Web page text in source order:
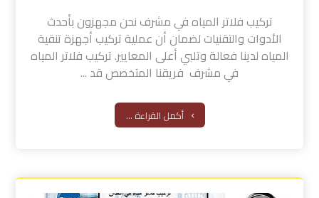
تركيب فلاتر المياه في مشرف نحن مجهزون بأحدث
الأدوات والتقنيات لضمان أن عملية تركيب أجهزة تنقية
المياه لدينا فعالة وتلبي أعلى المعايير. تركيب فلاتر المياه
في مشرف فريقنا المتخصص قد ...
أكمل القراءة ...